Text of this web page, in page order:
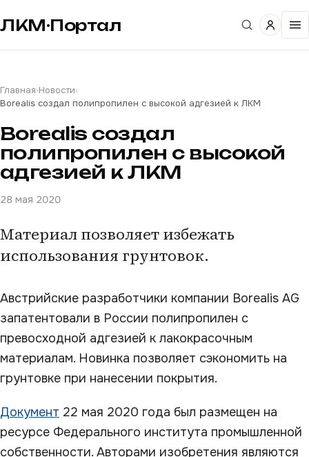
ЛКМ·Портал
Главная›Новости›
Borealis создал полипропилен с высокой адгезией к ЛКМ
Borealis создал
полипропилен с высокой
адгезией к ЛКМ
28 мая 2020
Материал позволяет избежать
использования грунтовок.
Австрийские разработчики компании Borealis AG
запатентовали в России полипропилен с
превосходной адгезией к лакокрасочным
материалам. Новинка позволяет сэкономить на
грунтовке при нанесении покрытия.
Документ 22 мая 2020 года был размещен на
ресурсе Федерального института промышленной
собственности. Авторами изобретения являются